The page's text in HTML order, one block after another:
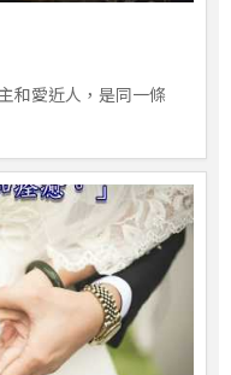
和愛近人，是同一條